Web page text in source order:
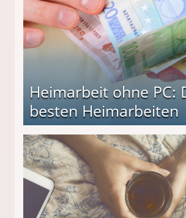
Heimarbeit ohne PC:
besten Heimarbeiten